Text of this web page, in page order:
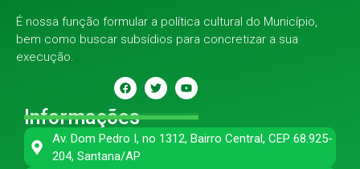
É nossa função formular a política cultural do Município,
bem como buscar subsídios para concretizar a sua
execução.
Informações
Av. Dom Pedro I, no 1312, Bairro Central, CEP 68.925-
204, Santana/AP